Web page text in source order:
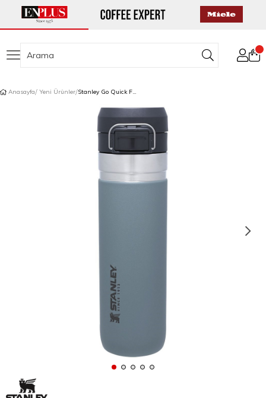
Anasayfa Yeni Ürünler Stanley Go Quick Flip Termos 0,7 L Açık Mavi